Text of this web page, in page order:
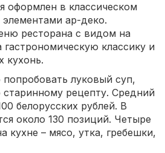
оформлен в классическом
элементами ар-деко.
ресторана с видом на
классику и
кухонь.
луковый суп,
рецепту. Средний
белорусских рублей. В
около 130 позиций. Четыре
кухне – мясо, утка, гребешки,